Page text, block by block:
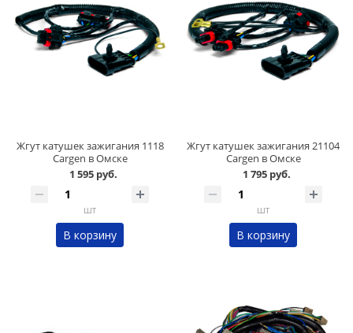
Жгут катушек зажигания 1118
Cargen в Омске
1 595 руб.
шт
В корзину
Жгут катушек зажигания 21104
Cargen в Омске
1 795 руб.
шт
В корзину